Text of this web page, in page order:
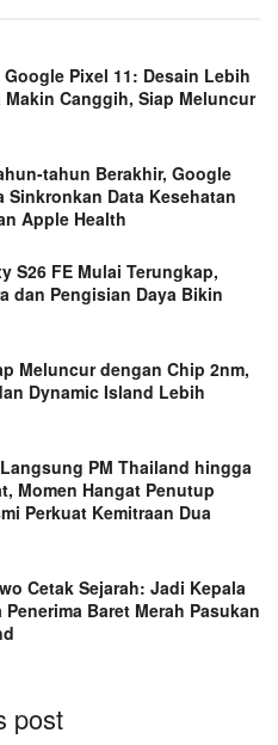
Pixel 11: Desain Lebih
Makin Canggih, Siap Meluncur
tahun Berakhir, Google
Sinkronkan Data Kesehatan
Apple Health
S26 FE Mulai Terungkap,
dan Pengisian Daya Bikin
Meluncur dengan Chip 2nm,
Dynamic Island Lebih
PM Thailand hingga
Momen Hangat Penutup
Perkuat Kemitraan Dua
Cetak Sejarah: Jadi Kepala
Penerima Baret Merah Pasukan
post